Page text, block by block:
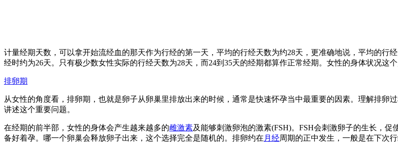
计量经期天数，可以拿开始流经血的那天作为行经的第一天，平均的行经天数为约28天，更准确地说，平均的行
经时约为26天。只有极少数女性实际的行经天数为28天，而24到35天的经期都算作正常经期。女性的身体状况这
排卵期
从女性的角度看，排卵期，也就是卵子从卵巢里排放出来的时候，通常是快速怀孕当中最重要的因素。理解排卵
讲述这个重要问题。
在经期的前半部，女性的身体会产生越来越多的雌激素及能够刺激卵泡的激素(FSH)。FSH会刺激卵子的生长，促
备好着孕。哪一个卵巢会释放卵子出来，这个选择完全是随机的。排卵约在 月经周期的正中发生，一般是在下次